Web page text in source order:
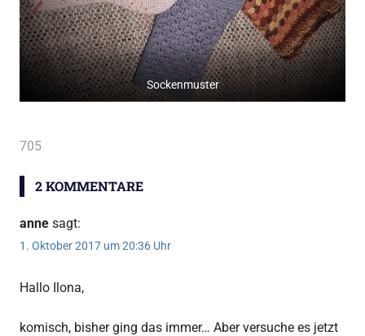
Sockenmuster
705
2 KOMMENTARE
anne sagt:
1. Oktober 2017 um 20:36 Uhr
Hallo Ilona,
komisch, bisher ging das immer… Aber versuche es jetzt